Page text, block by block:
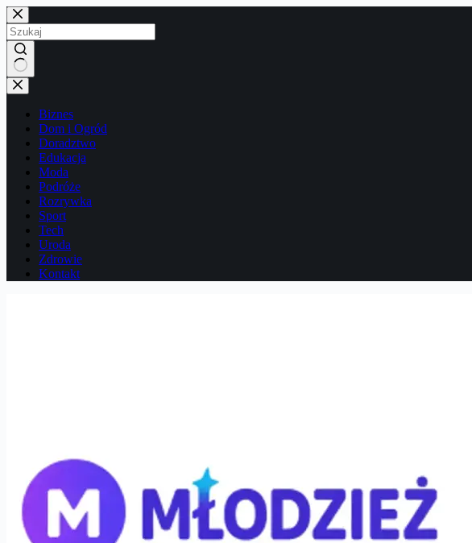
Przejdź
do
treści
Brak
wyników
Biznes
Dom i Ogród
Doradztwo
Edukacja
Moda
Podróże
Rozrywka
Sport
Tech
Uroda
Zdrowie
Kontakt